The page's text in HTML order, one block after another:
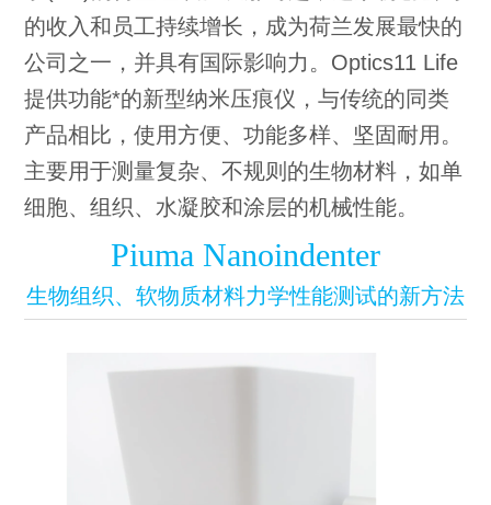
的收入和员工持续增长，成为荷兰发展最快的
公司之一，并具有国际影响力。Optics11 Life
提供功能*的新型纳米压痕仪，与传统的同类
产品相比，使用方便、功能多样、坚固耐用。
主要用于测量复杂、不规则的生物材料，如单
细胞、组织、水凝胶和涂层的机械性能。
Piuma Nanoindenter
生物组织、软物质材料力学性能测试的新方法